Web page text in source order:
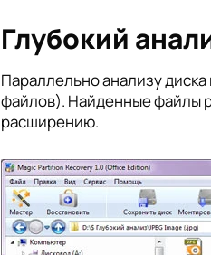
Глубокий
Параллельно анализу
файлов). Найденные файлы
расширению.